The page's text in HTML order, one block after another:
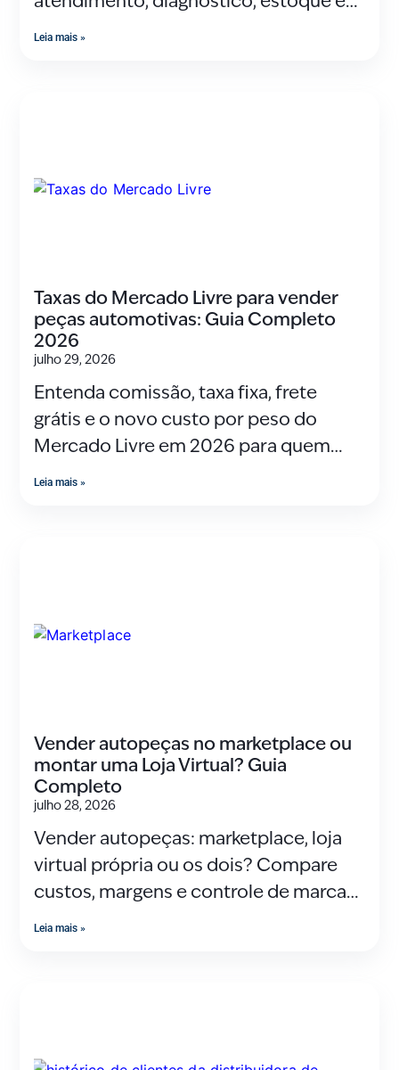
vendas na sua oficina mecânica.
Leia mais »
Taxas do Mercado Livre para vender
peças automotivas: Guia Completo
2026
julho 29, 2026
Entenda comissão, taxa fixa, frete
grátis e o novo custo por peso do
Mercado Livre em 2026 para quem
vende
Leia mais »
Vender autopeças no marketplace ou
montar uma Loja Virtual? Guia
Completo
julho 28, 2026
Vender autopeças: marketplace, loja
virtual própria ou os dois? Compare
custos, margens e controle de marca
antes de decidir.
Leia mais »